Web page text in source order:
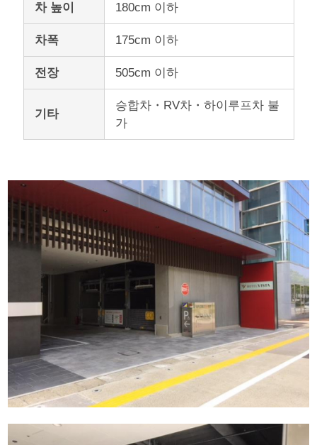
차 높이 180cm 이하
차폭 175cm 이하
전장 505cm 이하
기타
승합차・RV차・하이루프차 불
가